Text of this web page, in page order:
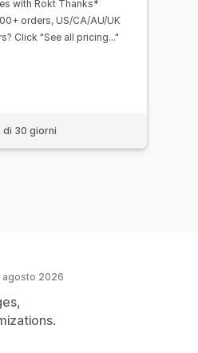
with Rokt Thanks*
orders, US/CA/AU/UK
Click "See all pricing..."
di 30 giorni
agosto 2026